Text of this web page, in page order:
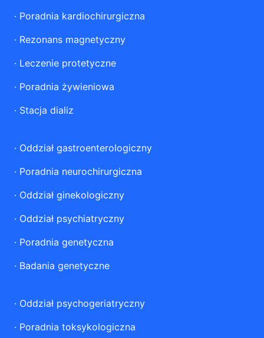
· Poradnia kardiochirurgiczna
· Rezonans magnetyczny
· Leczenie protetyczne
· Poradnia żywieniowa
· Stacja dializ
· Oddział gastroenterologiczny
· Poradnia neurochirurgiczna
· Oddział ginekologiczny
· Oddział psychiatryczny
· Poradnia genetyczna
· Badania genetyczne
· Oddział psychogeriatryczny
· Poradnia toksykologiczna